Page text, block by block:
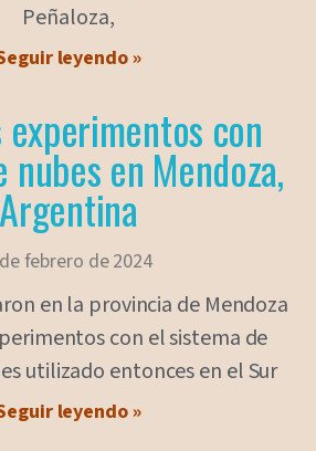
Peñaloza,
leyendo »
con
en Mendoza,
Argentina
febrero de 2024
en la provincia de Mendoza
con el sistema de
utilizado entonces en el Sur
leyendo »